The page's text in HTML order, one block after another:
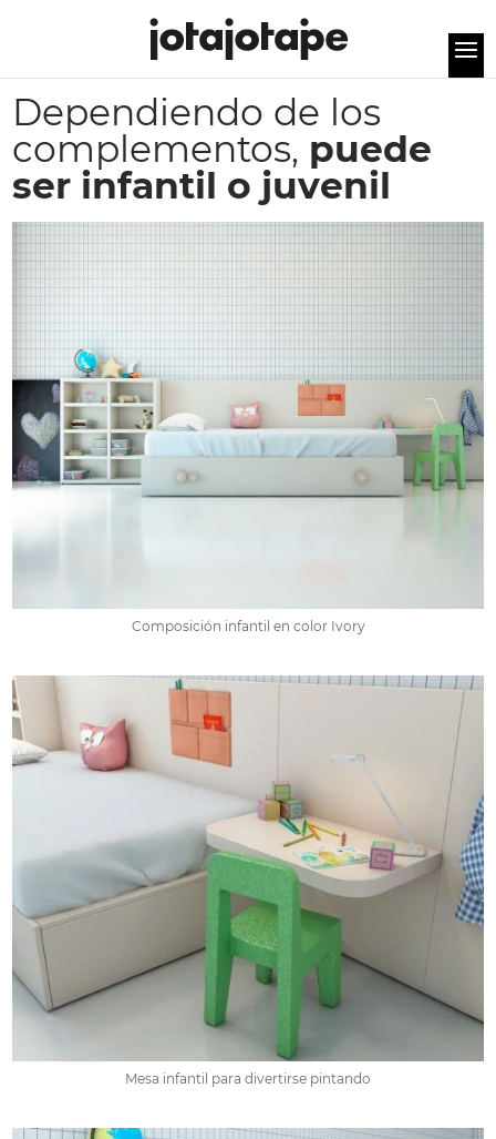
Dependiendo de los
complementos, puede
ser infantil o juvenil
Composición infantil en color Ivory
Mesa infantil para divertirse pintando